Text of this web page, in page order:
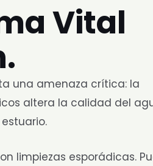
Vital
una amenaza crítica: la
altera la calidad del
limpiezas esporádicas.